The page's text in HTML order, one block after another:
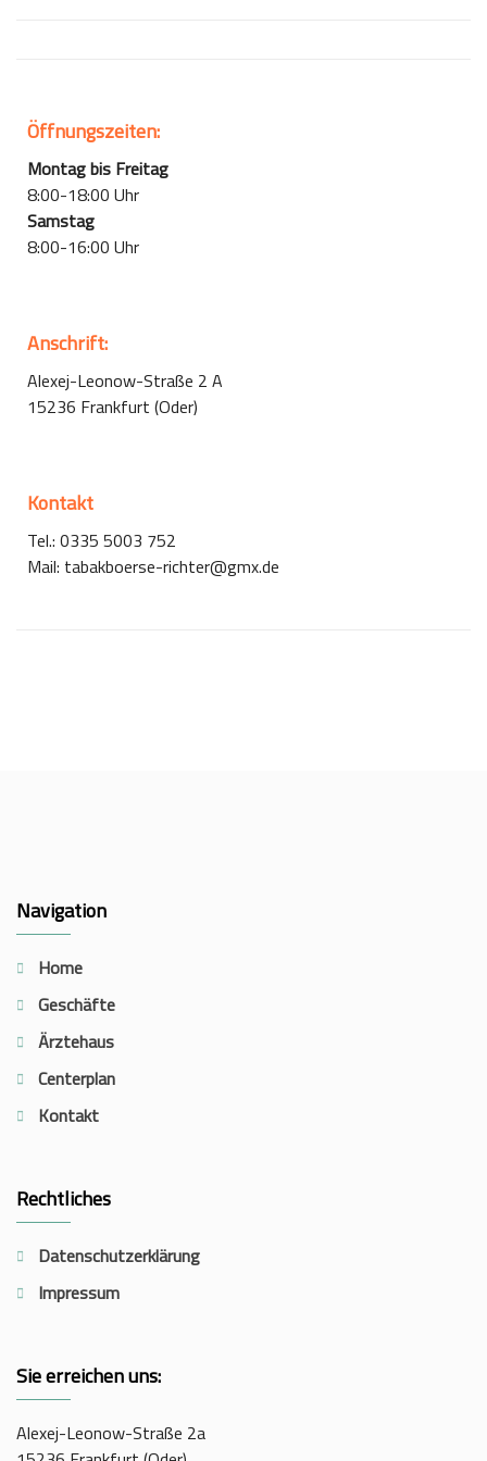
Öffnungszeiten:
Montag bis Freitag
8:00-18:00 Uhr
Samstag
8:00-16:00 Uhr
Anschrift:
Alexej-Leonow-Straße 2 A
15236 Frankfurt (Oder)
Kontakt
Tel.: 0335 5003 752
Mail: tabakboerse-richter@gmx.de
Navigation
Home
Geschäfte
Ärztehaus
Centerplan
Kontakt
Rechtliches
Datenschutzerklärung
Impressum
Sie erreichen uns:
Alexej-Leonow-Straße 2a